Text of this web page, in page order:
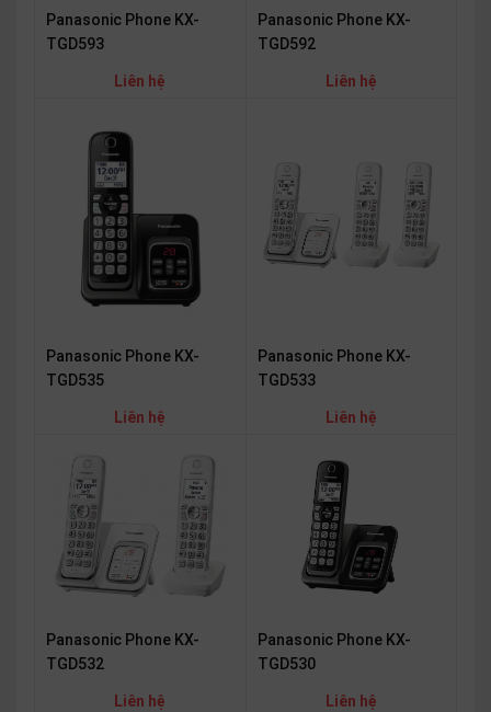
Panasonic Phone KX-
TGD593
Liên hệ
Panasonic Phone KX-
TGD592
Liên hệ
Panasonic Phone KX-
TGD535
Liên hệ
Panasonic Phone KX-
TGD533
Liên hệ
Panasonic Phone KX-
TGD532
Liên hệ
Panasonic Phone KX-
TGD530
Liên hệ
Tiếng